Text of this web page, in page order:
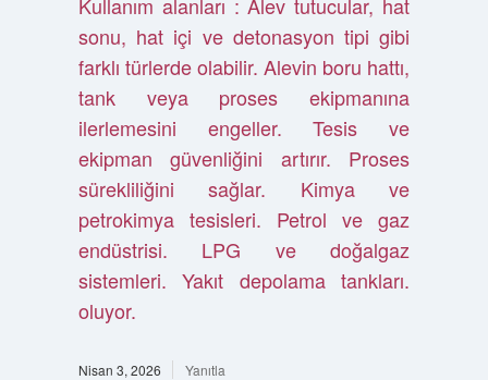
sonu, hat içi ve detonasyon tipi gibi
farklı türlerde olabilir. Alevin boru hattı,
tank veya proses ekipmanına
ilerlemesini engeller. Tesis ve
ekipman güvenliğini artırır. Proses
sürekliliğini sağlar. Kimya ve
petrokimya tesisleri. Petrol ve gaz
endüstrisi. LPG ve doğalgaz
sistemleri. Yakıt depolama tankları.
oluyor.
Nisan 3, 2026 Yanıtla